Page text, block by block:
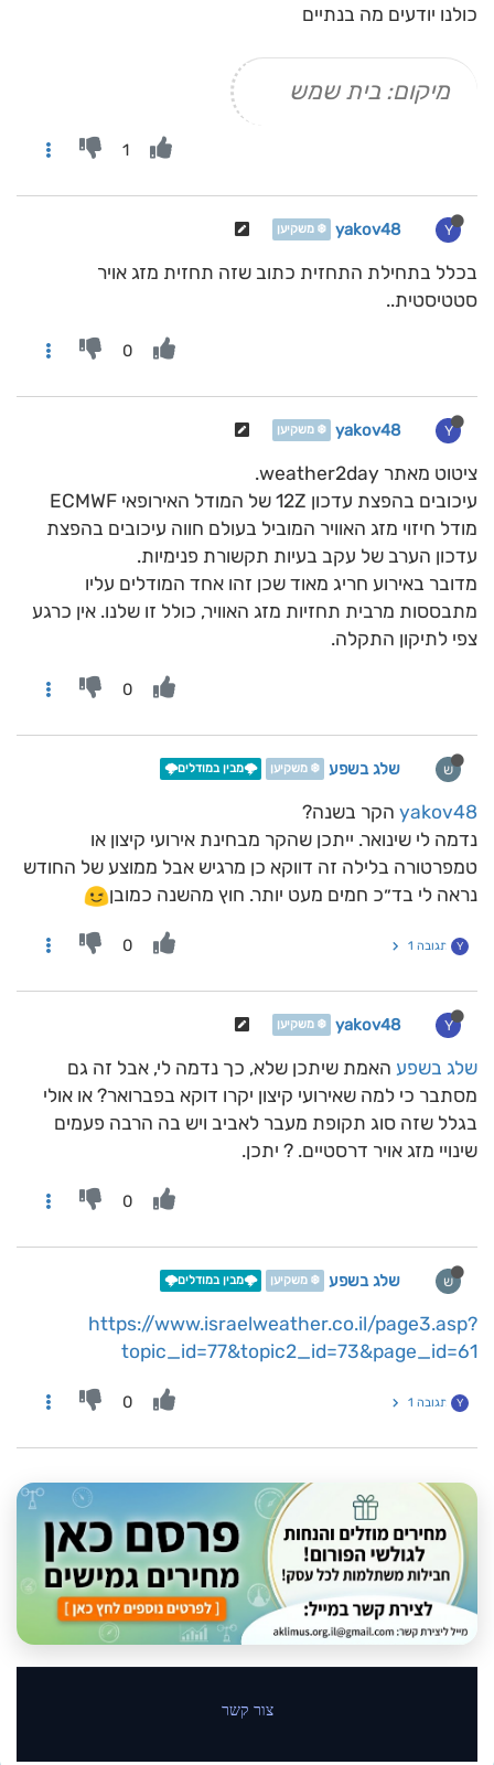
כולנו יודעים מה בנתיים
מיקום: בית שמש
1
Y
yakov48 ❄️ משקיען
בכלל בתחילת התחזית כתוב שזה תחזית מזג אויר
סטטיסטית..
0
Y
yakov48 ❄️ משקיען
ציטוט מאתר weather2day.
עיכובים בהפצת עדכון 12Z של המודל האירופאי ECMWF
מודל חיזוי מזג האוויר המוביל בעולם חווה עיכובים בהפצת
עדכון הערב של עקב בעיות תקשורת פנימיות.
מדובר באירוע חריג מאוד שכן זהו אחד המודלים עליו
מתבססות מרבית תחזיות מזג האוויר, כולל זו שלנו. אין כרגע
צפי לתיקון התקלה.
0
ש שלג בשפע ❄️ משקיען 🌩️מבין במודלים🌩️
yakov48 הקר בשנה?
נדמה לי שינואר. ייתכן שהקר מבחינת אירועי קיצון או
טמפרטורה בלילה זה דווקא כן מרגיש אבל ממוצע של החודש
נראה לי בד״כ חמים מעט יותר. חוץ מהשנה כמובן
Y תגובה 1 0
Y
yakov48 ❄️ משקיען
שלג בשפע האמת שיתכן שלא, כך נדמה לי, אבל זה גם
מסתבר כי למה שאירועי קיצון יקרו דוקא בפברואר? או אולי
בגלל שזה סוג תקופת מעבר לאביב ויש בה הרבה פעמים
שינויי מזג אויר דרסטיים. ? יתכן.
0
ש שלג בשפע ❄️ משקיען 🌩️מבין במודלים🌩️
https://www.israelweather.co.il/page3.asp?
topic_id=77&topic2_id=73&page_id=61
Y תגובה 1 0
צור קשר